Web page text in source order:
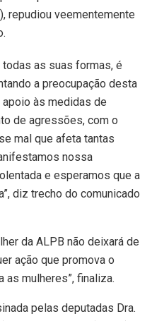
repudiou veementemente
todas as suas formas, é
a preocupação desta
às medidas de
de agressões, com o
mal que afeta tantas
nossa
e esperamos que a
diz trecho do comunicado
da ALPB não deixará de
ação que promova o
mulheres”, finaliza.
pelas deputadas Dra.